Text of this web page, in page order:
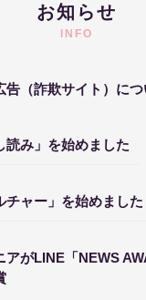
お知らせ
INFO
告（詐欺サイト）に
読み」を始めました
チャー」を始めました
アがLINE「NEWS